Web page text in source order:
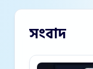
সংবাদ